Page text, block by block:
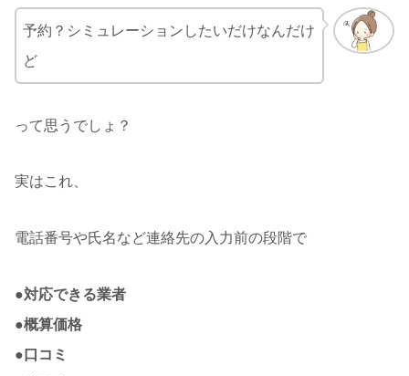
予約？シミュレーションしたいだけなんだけ
ど
って思うでしょ？
実はこれ、
電話番号や氏名など連絡先の入力前の段階で
●対応できる業者
●概算価格
●口コミ